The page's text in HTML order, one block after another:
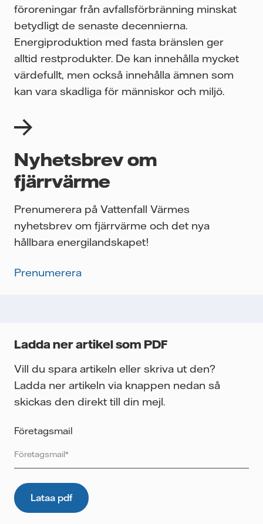
föroreningar från avfallsförbränning minskat
betydligt de senaste decennierna.
Energiproduktion med fasta bränslen ger
alltid restprodukter. De kan innehålla mycket
värdefullt, men också innehålla ämnen som
kan vara skadliga för människor och miljö.
Nyhetsbrev om
fjärrvärme
Prenumerera på Vattenfall Värmes
nyhetsbrev om fjärrvärme och det nya
hållbara energilandskapet!
Prenumerera
Ladda ner artikel som PDF
Vill du spara artikeln eller skriva ut den?
Ladda ner artikeln via knappen nedan så
skickas den direkt till din mejl.
Företagsmail
Vattenfall skyddar och respekterar din integritet. För att
Vattenfalls storföretagsförsäljning ska kunna skicka det
önskade innehållet till dig, samt för att i framtiden kunna